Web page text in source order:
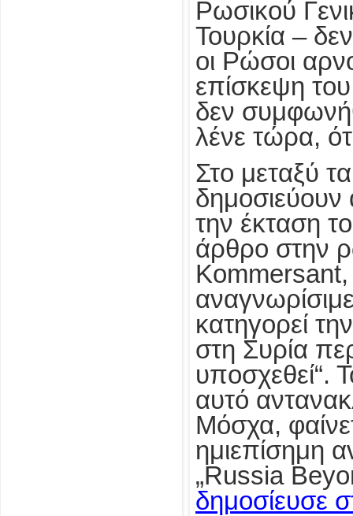
Ρωσικού
Τουρκία – δεν
οι Ρώσοι
επίσκεψη
δεν
λένε τώρα,
Στο μεταξύ
την έκταση
άρθρο στην
Kommersant,
κατηγορεί
στη Συρία
υποσχεθεί“.
αυτό
Μόσχα,
ημιεπίσημη
„Russia
δημοσίευσε